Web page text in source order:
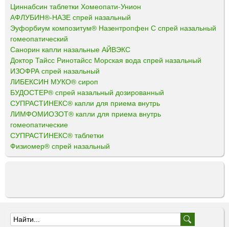
Циннабсин таблетки Хомеопати-Унион
АФЛУБИН®-НАЗЕ спрей назальный
Эуфорбиум композитум® Назентропфен С спрей назальный
гомеопатический
Санорин капли назальные АЙВЭКС
Доктор Тайсс Ринотайсс Морская вода спрей назальный
ИЗОФРА спрей назальный
ЛИБЕКСИН МУКО® сироп
БУДОСТЕР® спрей назальный дозированный
СУПРАСТИНЕКС® капли для приема внутрь
ЛИМФОМИОЗОТ® капли для приема внутрь
гомеопатические
СУПРАСТИНЕКС® таблетки
Физиомер® спрей назальный